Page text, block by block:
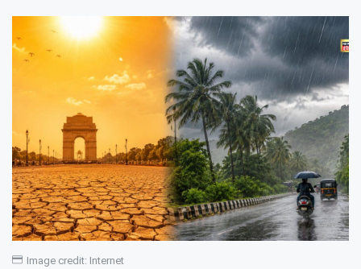
Image credit: Internet